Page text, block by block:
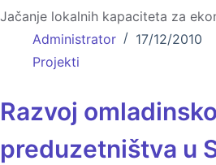
Jačanje lokalnih kapaciteta za
Administrator
17/12/2010
Projekti
Razvoj
preduzetništva u